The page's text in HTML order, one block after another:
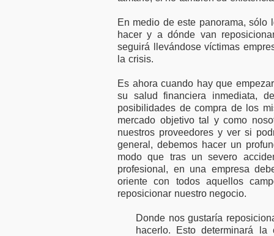
En medio de este panorama,
hacer y a dónde van
seguirá llevándose víctimas
la crisis.
Es ahora cuando hay que
su salud financiera inmediata,
posibilidades de compra de los
mercado objetivo tal y como
nuestros proveedores y ver si
general, debemos hacer un
modo que tras un severo
profesional, en una empresa
oriente con todos aquellos
reposicionar nuestro negocio.
Donde nos gustaría
hacerlo. Esto determinará la